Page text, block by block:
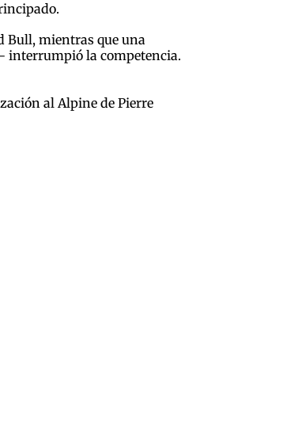
Bull, mientras que una
interrumpió la competencia.
al Alpine de Pierre